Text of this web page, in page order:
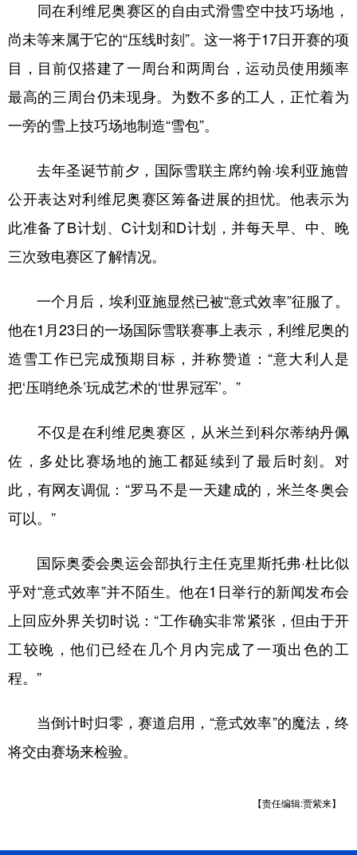
同在利维尼奥赛区的自由式滑雪空中技巧场地，
尚未等来属于它的“压线时刻”。这一将于17日开赛的项
目，目前仅搭建了一周台和两周台，运动员使用频率
最高的三周台仍未现身。为数不多的工人，正忙着为
一旁的雪上技巧场地制造“雪包”。
去年圣诞节前夕，国际雪联主席约翰·埃利亚施曾
公开表达对利维尼奥赛区筹备进展的担忧。他表示为
此准备了B计划、C计划和D计划，并每天早、中、晚
三次致电赛区了解情况。
一个月后，埃利亚施显然已被“意式效率”征服了。
他在1月23日的一场国际雪联赛事上表示，利维尼奥的
造雪工作已完成预期目标，并称赞道：“意大利人是
把‘压哨绝杀’玩成艺术的‘世界冠军’。”
不仅是在利维尼奥赛区，从米兰到科尔蒂纳丹佩
佐，多处比赛场地的施工都延续到了最后时刻。对
此，有网友调侃：“罗马不是一天建成的，米兰冬奥会
可以。”
国际奥委会奥运会部执行主任克里斯托弗·杜比似
乎对“意式效率”并不陌生。他在1日举行的新闻发布会
上回应外界关切时说：“工作确实非常紧张，但由于开
工较晚，他们已经在几个月内完成了一项出色的工
程。”
当倒计时归零，赛道启用，“意式效率”的魔法，终
将交由赛场来检验。
【责任编辑:贾紫来】